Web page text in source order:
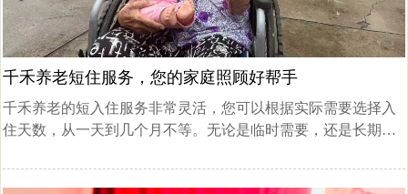
千禾养老短住服务，您的家庭照顾好帮手
千禾养老的短入住服务非常灵活，您可以根据实际需要选择入
住天数，从一天到几个月不等。无论是临时需要，还是长期计